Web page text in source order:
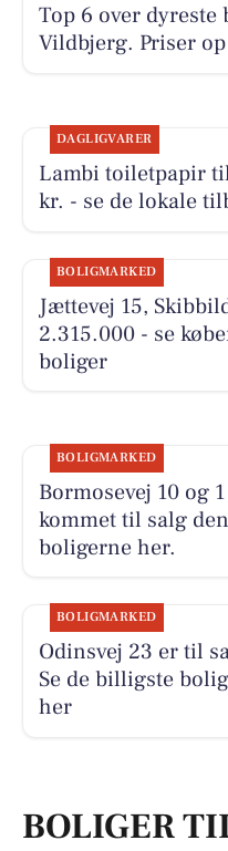
Top 6 over
Vildbjerg. Priser
DAGLIGVARER
Lambi toiletpapir
kr. - se de lokale
BOLIGMARKED
Jættevej 15,
2.315.000 - se
boliger
BOLIGMARKED
Bormosevej 10 og
kommet til salg
boligerne her.
BOLIGMARKED
Odinsvej 23 er til
Se de billigste
her
BOLIGER